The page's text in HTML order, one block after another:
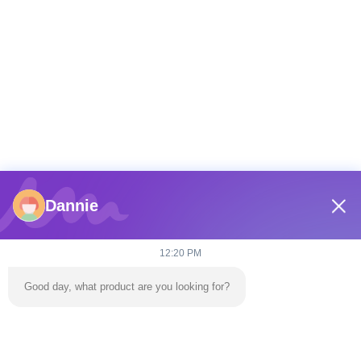
Dannie
12:20 PM
Good day, what product are you looking for?